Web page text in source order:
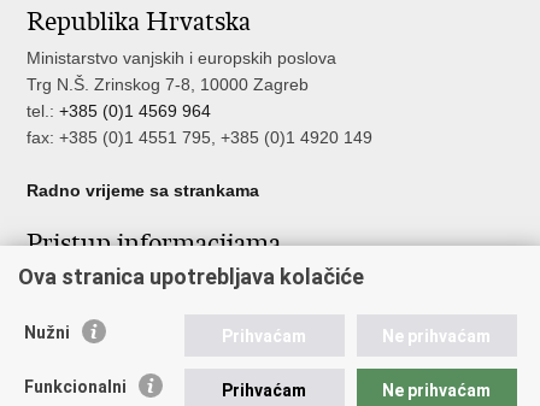
Facebooku
Twitteru
Republika Hrvatska
Ministarstvo vanjskih i europskih poslova
Trg N.Š. Zrinskog 7-8, 10000 Zagreb
tel.:+385 (0)1 4569 964
fax: +385 (0)1 4551 795, +385 (0)1 4920 149
Radno vrijeme sa strankama
Pristup informacijama
Pristup informacijama
Nepravilnosti
Ova stranica upotrebljava kolačiće
Nužni Prihvaćam Ne prihvaćam
Funkcionalni Prihvaćam Ne prihvaćam